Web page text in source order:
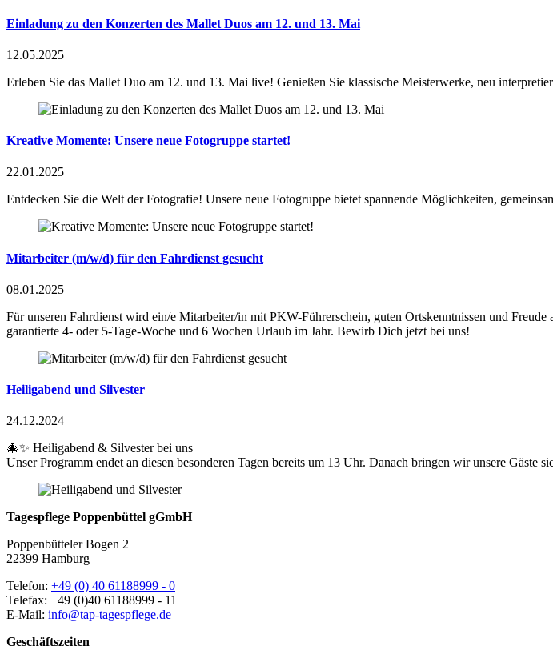
Einladung zu den Konzerten des Mallet Duos am 12. und 13. Mai
12.05.2025
Erleben Sie das Mallet Duo am 12. und 13. Mai live! Genießen Sie klassische Meisterwerke, neu
Kreative Momente: Unsere neue Fotogruppe startet!
22.01.2025
Entdecken Sie die Welt der Fotografie! Unsere neue Fotogruppe bietet spannende Möglichkeiten,
Mitarbeiter (m/w/d) für den Fahrdienst gesucht
08.01.2025
Für unseren Fahrdienst wird ein/e Mitarbeiter/in mit PKW-Führerschein, guten Ortskenntnissen und
garantierte 4- oder 5-Tage-Woche und 6 Wochen Urlaub im Jahr. Bewirb Dich jetzt bei uns!
Heiligabend und Silvester
24.12.2024
🎄✨ Heiligabend & Silvester bei uns
Unser Programm endet an diesen besonderen Tagen bereits um 13 Uhr. Danach bringen wir unsere Gäste
Tagespflege Poppenbüttel gGmbH
Poppenbütteler Bogen 2
22399 Hamburg
Telefon: +49 (0) 40 61188999 - 0
Telefax: +49 (0)40 61188999 - 11
E-Mail: info@tap-tagespflege.de
Geschäftszeiten